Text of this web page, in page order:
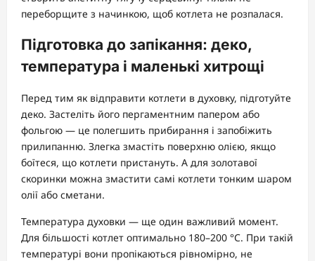
переборщите з начинкою, щоб котлета не розпалася.
Підготовка до запікання: деко,
температура і маленькі хитрощі
Перед тим як відправити котлети в духовку, підготуйте
деко. Застеліть його пергаментним папером або
фольгою — це полегшить прибирання і запобіжить
прилипанню. Злегка змастіть поверхню олією, якщо
боїтеся, що котлети пристануть. А для золотавої
скоринки можна змастити самі котлети тонким шаром
олії або сметани.
Температура духовки — ще один важливий момент.
Для більшості котлет оптимально 180–200 °C. При такій
температурі вони пропікаються рівномірно, не